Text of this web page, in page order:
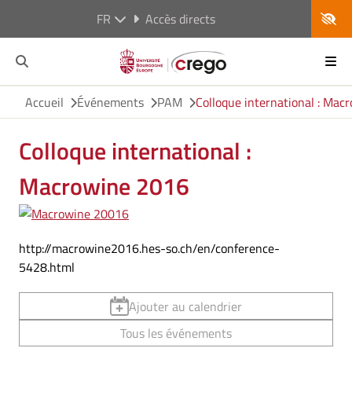
FR Accès directs
Accueil Événements PAM Colloque international :
Colloque international :
Macrowine 2016
http://macrowine2016.hes-so.ch/en/conference-
5428.html
Ajouter au calendrier
Tous les événements